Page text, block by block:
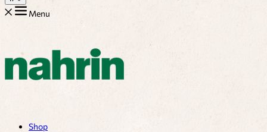
Menu
Shop